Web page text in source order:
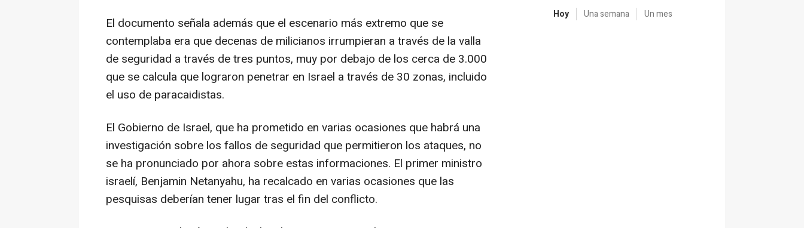
El documento señala además que el escenario más extremo que se
contemplaba era que decenas de milicianos irrumpieran a través de la valla
de seguridad a través de tres puntos, muy por debajo de los cerca de 3.000
que se calcula que lograron penetrar en Israel a través de 30 zonas, incluido
el uso de paracaidistas.
El Gobierno de Israel, que ha prometido en varias ocasiones que habrá una
investigación sobre los fallos de seguridad que permitieron los ataques, no
se ha pronunciado por ahora sobre estas informaciones. El primer ministro
israelí, Benjamin Netanyahu, ha recalcado en varias ocasiones que las
pesquisas deberían tener lugar tras el fin del conflicto.
Hoy Una semana Un mes